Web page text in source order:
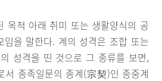
목적 아래 취미 또는 생활양식의 공
임을 말한다. 계의 성격은 조합 또는
성격을 띤 것으로 그 종류를 보면,
서 종족일문의 종계(宗契)인 종중계